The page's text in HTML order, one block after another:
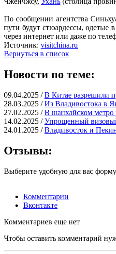
По сообщении агентства
пути будут стюардессы, одетые
через интернет или даже по
Источник: visitchina.ru
Вернуться в список
Новости по теме:
09.04.2025 /В Китае разрешили
28.03.2025 /Из Владивостока в
27.02.2025 /В шанхайском метро
14.02.2025 /Упрощенный
24.01.2025 /Владивосток и
Отзывы:
Выберите удобную для вас
Комментарии
Вконтакте
Комментариев еще нет
Чтобы оставить комментарий